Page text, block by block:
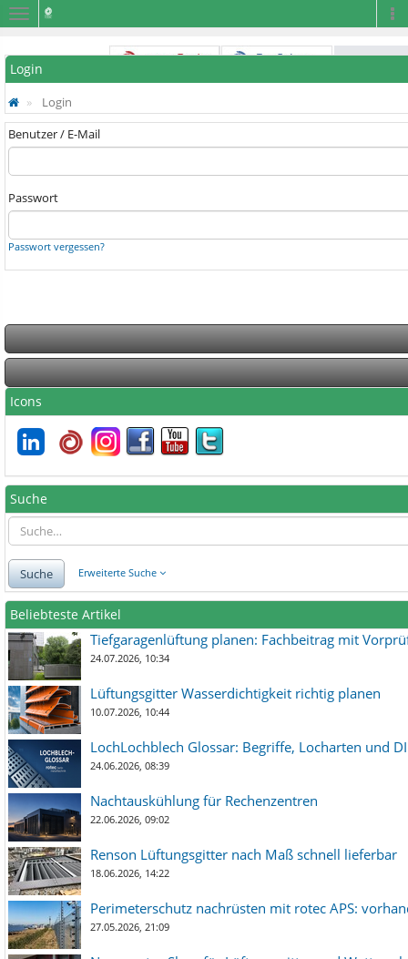
Navigation
Login
Login
Benutzer / E-Mail
Passwort
Passwort vergessen?
Icons
Suche
Suche Erweiterte Suche
Beliebteste Artikel
Tiefgaragenlüftung planen: Fachbeitrag mit
24.07.2026, 10:34
Lüftungsgitter Wasserdichtigkeit richtig planen
10.07.2026, 10:44
LochLochblech Glossar: Begriffe, Locharten und
24.06.2026, 08:39
Nachtauskühlung für Rechenzentren
22.06.2026, 09:02
Renson Lüftungsgitter nach Maß schnell lieferbar
18.06.2026, 14:22
Perimeterschutz nachrüsten mit rotec APS:
27.05.2026, 21:09